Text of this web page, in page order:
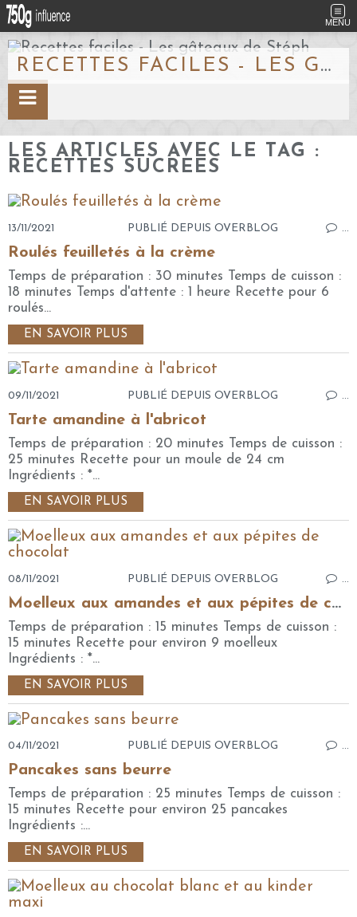
MENU
RECETTES FACILES - LES GÂTEAUX DE STÉPH
LES ARTICLES AVEC LE TAG :
RECETTES SUCREES
13/11/2021 PUBLIÉ DEPUIS OVERBLOG …
Roulés feuilletés à la crème
Temps de préparation : 30 minutes Temps de cuisson :
18 minutes Temps d'attente : 1 heure Recette pour 6
roulés...
EN SAVOIR PLUS
09/11/2021 PUBLIÉ DEPUIS OVERBLOG …
Tarte amandine à l'abricot
Temps de préparation : 20 minutes Temps de cuisson :
25 minutes Recette pour un moule de 24 cm
Ingrédients : *...
EN SAVOIR PLUS
08/11/2021 PUBLIÉ DEPUIS OVERBLOG …
Moelleux aux amandes et aux pépites de chocolat
Temps de préparation : 15 minutes Temps de cuisson :
15 minutes Recette pour environ 9 moelleux
Ingrédients : *...
EN SAVOIR PLUS
04/11/2021 PUBLIÉ DEPUIS OVERBLOG …
Pancakes sans beurre
Temps de préparation : 25 minutes Temps de cuisson :
15 minutes Recette pour environ 25 pancakes
Ingrédients :...
EN SAVOIR PLUS